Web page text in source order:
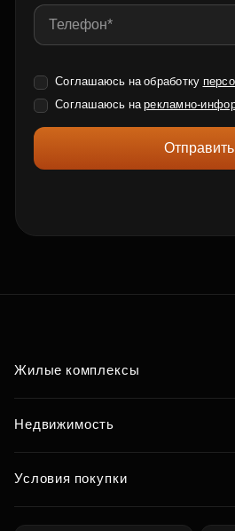
Соглашаюсь на обработку
Соглашаюсь нарекламно-
Отправить
Жилые комплексы
Недвижимость
Условия покупки